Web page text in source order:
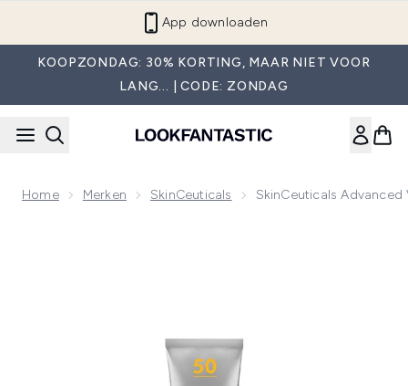
App downloaden
KOOPZONDAG: 30% KORTING, MAAR NIET VOOR
LANG... | CODE: ZONDAG
Home Merken SkinCeuticals SkinCeuticals